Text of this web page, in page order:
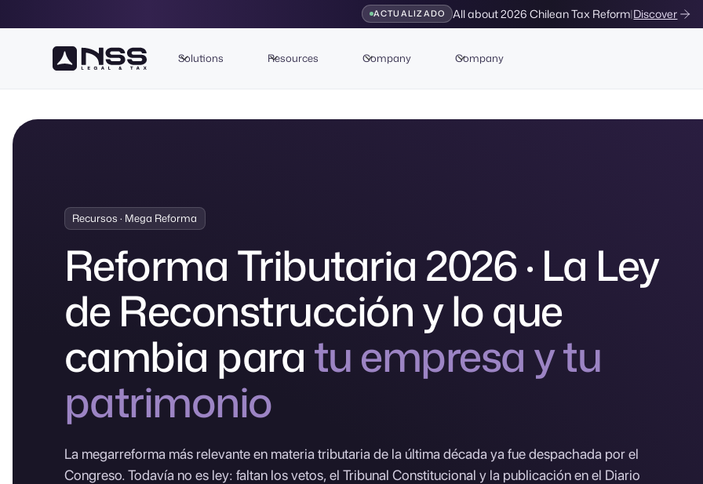
ACTUALIZADO All about 2026 Chilean Tax Reform|Discover
Solutions Resources Company Company
Recursos · Mega Reforma
Reforma Tributaria 2026 · La Ley
de Reconstrucción y lo que
cambia paratu empresa y tu
patrimonio
La megarreforma más relevante en materia tributaria de la última década ya fue despachada por el
Congreso. Todavía no es ley: faltan los vetos, el Tribunal Constitucional y la publicación en el Diario